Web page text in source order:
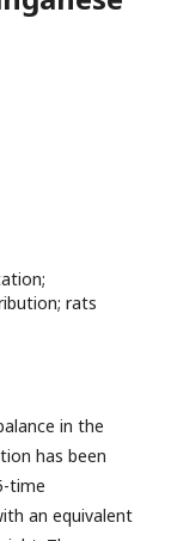
rats
in the
has been
time
an equivalent